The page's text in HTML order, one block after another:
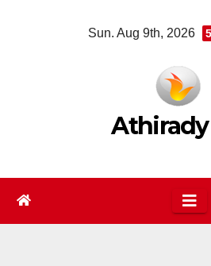
Sun. Aug 9th, 2026
Athirady